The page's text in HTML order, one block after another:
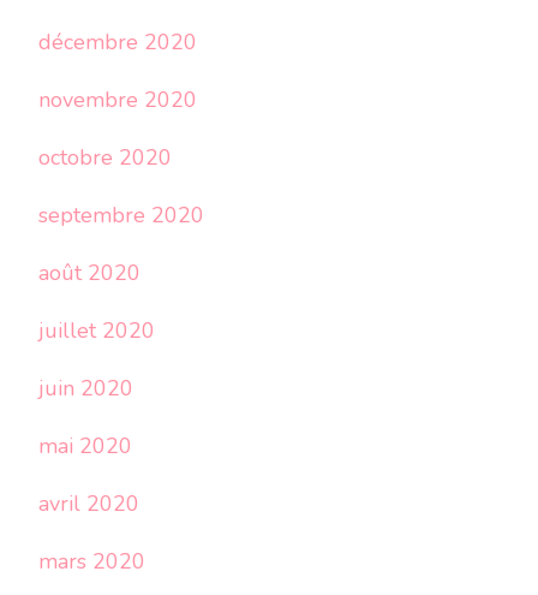
décembre 2020
novembre 2020
octobre 2020
septembre 2020
août 2020
juillet 2020
juin 2020
mai 2020
avril 2020
mars 2020